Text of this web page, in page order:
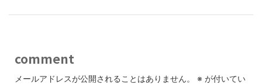
comment
メールアドレスが公開されることはありません。 ※ が付いてい